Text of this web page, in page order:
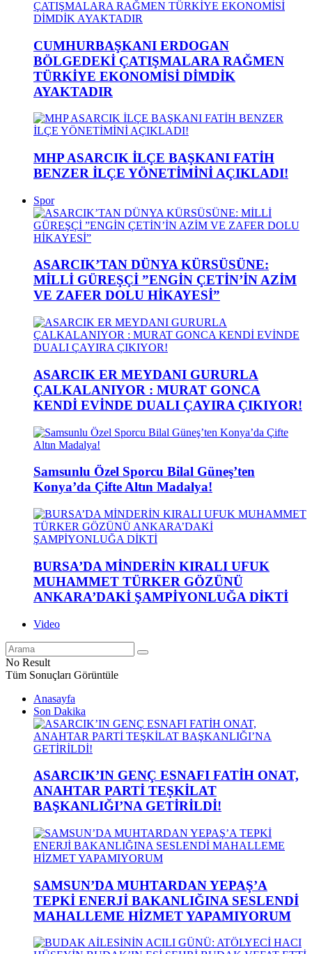
CUMHURBAŞKANI ERDOGAN
BÖLGEDEKİ ÇATIŞMALARA RAĞMEN
TÜRKİYE EKONOMİSİ DİMDİK
AYAKTADIR
MHP ASARCIK İLÇE BAŞKANI FATİH
BENZER İLÇE YÖNETİMİNİ AÇIKLADI!
Spor
ASARCIK’TAN DÜNYA KÜRSÜSÜNE:
MİLLİ GÜREŞÇİ ”ENGİN ÇETİN’İN AZİM
VE ZAFER DOLU HİKAYESİ”
ASARCIK ER MEYDANI GURURLA
ÇALKALANIYOR : MURAT GONCA
KENDİ EVİNDE DUALI ÇAYIRA ÇIKIYOR!
Samsunlu Özel Sporcu Bilal Güneş’ten
Konya’da Çifte Altın Madalya!
BURSA’DA MİNDERİN KIRALI UFUK
MUHAMMET TÜRKER GÖZÜNÜ
ANKARA’DAKİ ŞAMPİYONLUĞA DİKTİ
Video
No Result
Tüm Sonuçları Görüntüle
Anasayfa
Son Dakika
ASARCIK’IN GENÇ ESNAFI FATİH ONAT,
ANAHTAR PARTİ TEŞKİLAT
BAŞKANLIĞI’NA GETİRİLDİ!
SAMSUN’DA MUHTARDAN YEPAŞ’A
TEPKİ ENERJİ BAKANLIĞINA SESLENDİ
MAHALLEME HİZMET YAPAMIYORUM